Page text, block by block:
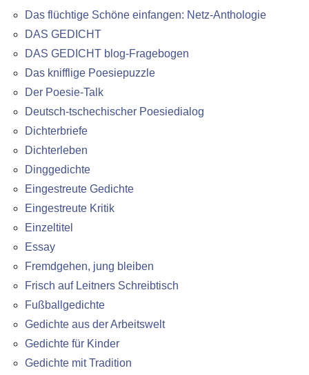
Das flüchtige Schöne einfangen: Netz-Anthologie
DAS GEDICHT
DAS GEDICHT blog-Fragebogen
Das knifflige Poesiepuzzle
Der Poesie-Talk
Deutsch-tschechischer Poesiedialog
Dichterbriefe
Dichterleben
Dinggedichte
Eingestreute Gedichte
Eingestreute Kritik
Einzeltitel
Essay
Fremdgehen, jung bleiben
Frisch auf Leitners Schreibtisch
Fußballgedichte
Gedichte aus der Arbeitswelt
Gedichte für Kinder
Gedichte mit Tradition